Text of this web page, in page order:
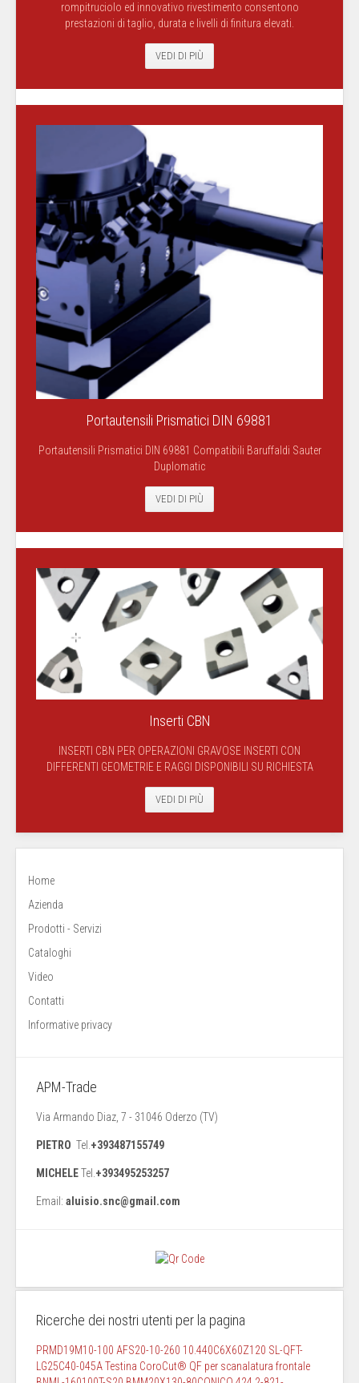
rompitruciolo ed innovativo rivestimento consentono
prestazioni di taglio, durata e livelli di finitura elevati.
VEDI DI PIÙ
Portautensili Prismatici DIN 69881
Portautensili Prismatici DIN 69881 Compatibili Baruffaldi Sauter
Duplomatic
VEDI DI PIÙ
Inserti CBN
INSERTI CBN PER OPERAZIONI GRAVOSE INSERTI CON
DIFFERENTI GEOMETRIE E RAGGI DISPONIBILI SU RICHIESTA
VEDI DI PIÙ
Home
Azienda
Prodotti - Servizi
Cataloghi
Video
Contatti
Informative privacy
APM-Trade
Via Armando Diaz, 7 - 31046 Oderzo (TV)
PIETRO Tel. +393487155749
MICHELETel. +393495253257
Email: aluisio.snc@gmail.com
Ricerche dei nostri utenti per la pagina
PRMD19M10-100 AFS20-10-260 10.440C6X60Z120 SL-QFT-
LG25C40-045A Testina CoroCut® QF per scanalatura frontale